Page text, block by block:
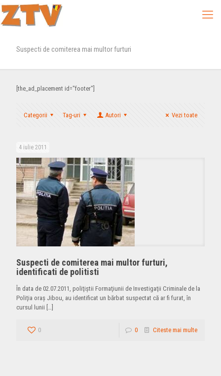
Suspecti de comiterea mai multor furturi
[the_ad_placement id="footer"]
Categorii Tag-uri Autori Vezi toate
4 iulie 2011
Suspecti de comiterea mai multor furturi,
identificati de politisti
În data de 02.07.2011, poliţiştii Formaţiunii de Investigaţii Criminale de la
Poliţia oraş Jibou, au identificat un bărbat suspectat că ar fi furat, în
cursul lunii […]
0 0 Citeste mai multe